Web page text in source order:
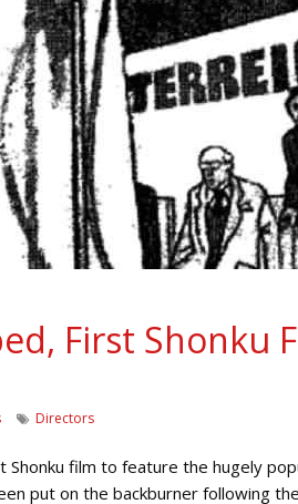
First Shonku
Directors
Shonku film to feature the hugely
put on the backburner following